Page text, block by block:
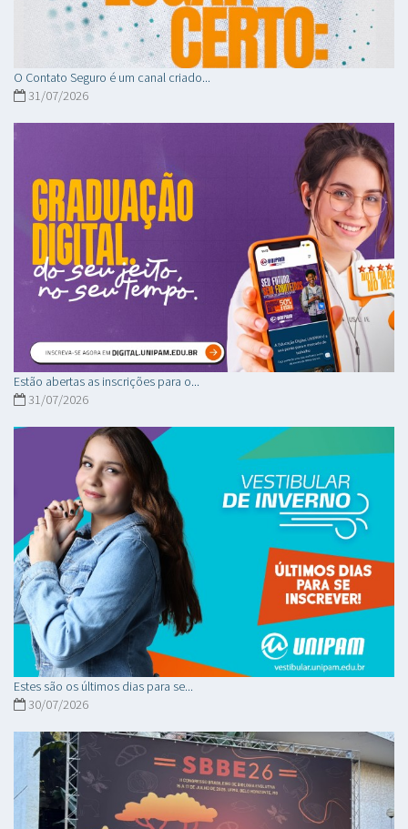
O Contato Seguro é um canal criado...
31/07/2026
Estão abertas as inscrições para o...
31/07/2026
Estes são os últimos dias para se...
30/07/2026